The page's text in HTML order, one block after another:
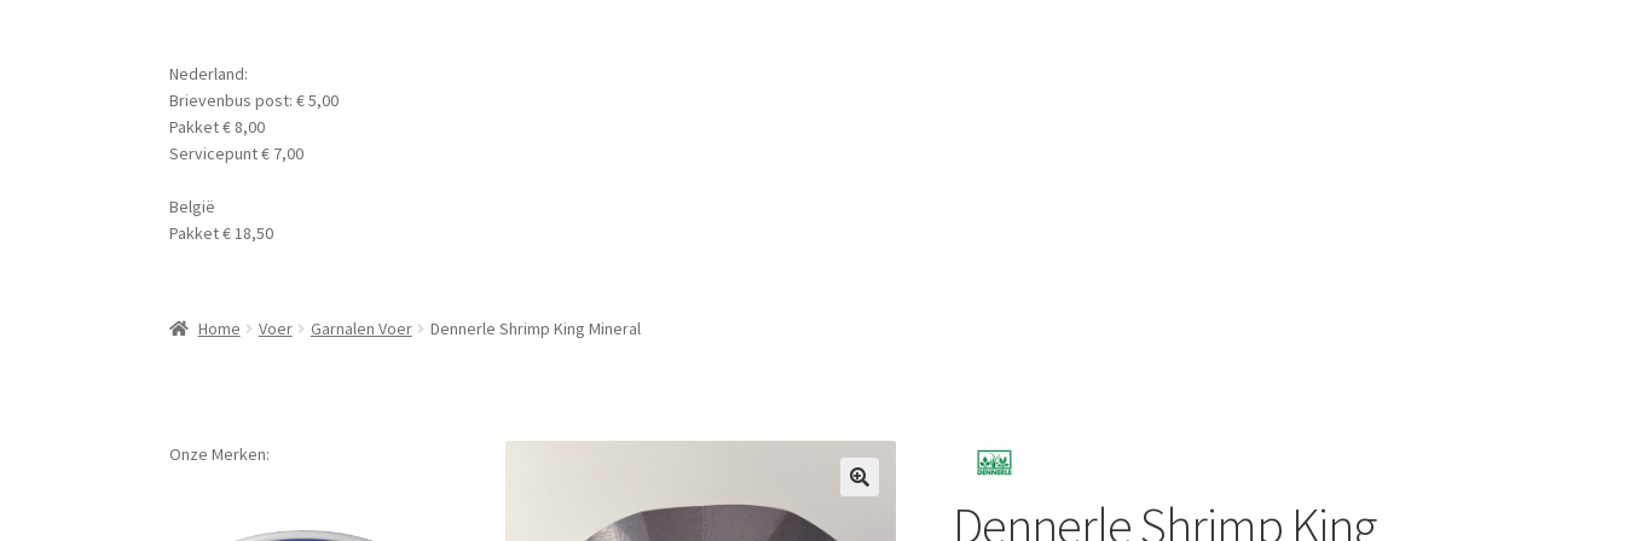
Nederland:
Brievenbus post: € 5,00
Pakket € 8,00
Servicepunt € 7,00
België
Pakket € 18,50
Home Voer Garnalen Voer Dennerle Shrimp King Mineral
Dennerle Shrimp King
Onze Merken: